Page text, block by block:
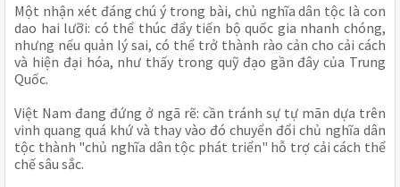
Một nhận xét đáng chú ý trong bài, chủ nghĩa dân tộc là con
dao hai lưỡi: có thể thúc đẩy tiến bộ quốc gia nhanh chóng,
nhưng nếu quản lý sai, có thể trở thành rào cản cho cải cách
và hiện đại hóa, như thấy trong quỹ đạo gần đây của Trung
Quốc.
Việt Nam đang đứng ở ngã rẽ: cần tránh sự tự mãn dựa trên
vinh quang quá khứ và thay vào đó chuyển đổi chủ nghĩa dân
tộc thành "chủ nghĩa dân tộc phát triển" hỗ trợ cải cách thể
chế sâu sắc.